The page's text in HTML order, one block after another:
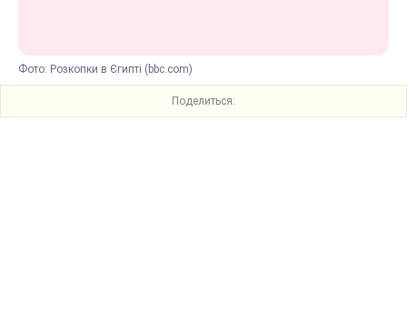
Фото: Розкопки в Єгипті (bbc.com)
Поделиться: